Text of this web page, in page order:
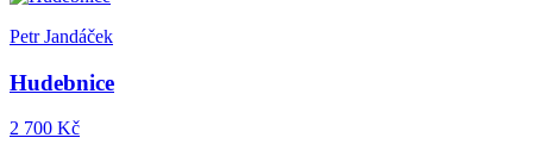
Petr Jandáček
Hudebnice
2 700 Kč